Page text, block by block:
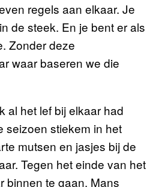
regels aan elkaar. Je
de steek. En je bent er als
Zonder deze
waar baseren we die
al het lef bij elkaar had
seizoen stiekem in het
mutsen en jasjes bij de
Tegen het einde van het
binnen te gaan. Mans